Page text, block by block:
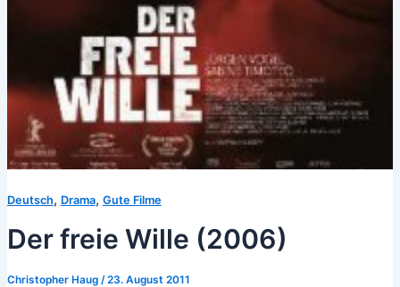
Deutsch, Drama, Gute Filme
Der freie Wille (2006)
Christopher Haug /23. August 2011